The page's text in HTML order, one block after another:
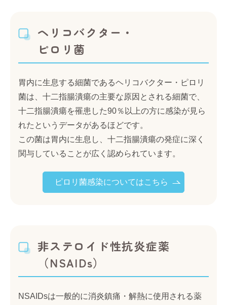
ヘリコバクター・
ピロリ菌
胃内に生息する細菌であるヘリコバクター・ピロリ
菌は、十二指腸潰瘍の主要な原因とされる細菌で、
十二指腸潰瘍を罹患した90％以上の方に感染が見ら
れたというデータがあるほどです。
この菌は胃内に生息し、十二指腸潰瘍の発症に深く
関与していることが広く認められています。
ピロリ菌感染についてはこちら
非ステロイド性抗炎症薬
（NSAIDs）
NSAIDsは一般的に消炎鎮痛・解熱に使用される薬